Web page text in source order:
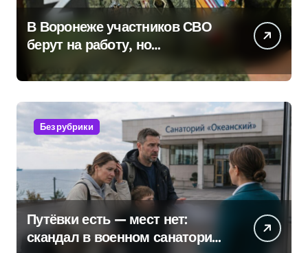
В Воронеже участников СВО
берут на работу, но
удержаться удаётся не всем
Без рубрики
Путёвки есть — мест нет:
скандал в военном санатории